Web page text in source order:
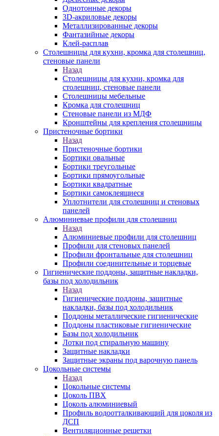
Однотонные декоры
3D-акриловые декоры
Металлизированные декоры
Фантазийные декоры
Клей-расплав
Столешницы для кухни, кромка для столешниц,
стеновые панели
Назад
Столешницы для кухни, кромка для
столешниц, стеновые панели
Столешницы мебельные
Кромка для столешниц
Стеновые панели из МДФ
Кронштейны для крепления столешницы
Пристеночные бортики
Назад
Пристеночные бортики
Бортики овальные
Бортики треугольные
Бортики прямоугольные
Бортики квадратные
Бортики самоклеящиеся
Уплотнители для столешниц и стеновых
панелей
Алюминиевые профили для столешниц
Назад
Алюминиевые профили для столешниц
Профили для стеновых панелей
Профили фронтальные для столешниц
Профили соединительные и торцевые
Гигиенические поддоны, защитные накладки,
базы под холодильник
Назад
Гигиенические поддоны, защитные
накладки, базы под холодильник
Поддоны металлические гигиенические
Поддоны пластиковые гигиенические
Базы под холодильник
Лотки под стиральную машину
Защитные накладки
Защитные экраны под варочную панель
Цокольные системы
Назад
Цокольные системы
Цоколь ПВХ
Цоколь алюминиевый
Профиль водоотталкивающий для цоколя из
ДСП
Вентиляционные решетки